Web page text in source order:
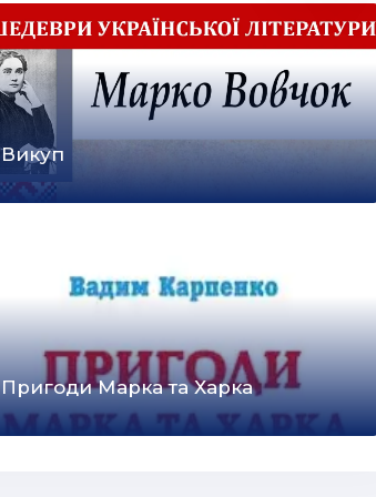
Викуп
Пригоди Марка та Харка